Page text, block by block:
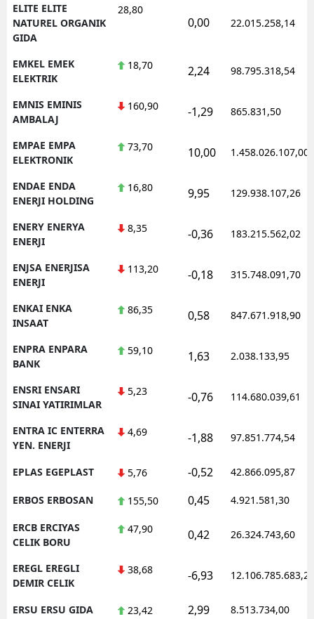
ELITE ELITE
NATUREL ORGANIK
GIDA
28,80
0,00 22.015.258,14
EMKEL EMEK
ELEKTRIK
18,70 2,24 98.795.318,54
EMNIS EMINIS
AMBALAJ
160,90 -1,29 865.831,50
EMPAE EMPA
ELEKTRONIK
73,70 10,00 1.458.026.107,00
ENDAE ENDA
ENERJI HOLDING
16,80 9,95 129.938.107,26
ENERY ENERYA
ENERJI
8,35 -0,36 183.215.562,02
ENJSA ENERJISA
ENERJI
113,20 -0,18 315.748.091,70
ENKAI ENKA
INSAAT
86,35 0,58 847.671.918,90
ENPRA ENPARA
BANK
59,10 1,63 2.038.133,95
ENSRI ENSARI
SINAI YATIRIMLAR
5,23 -0,76 114.680.039,61
ENTRA IC ENTERRA
YEN. ENERJI
4,69 -1,88 97.851.774,54
EPLAS EGEPLAST 5,76 -0,52 42.866.095,87
ERBOS ERBOSAN 155,50 0,45 4.921.581,30
ERCB ERCIYAS
CELIK BORU
47,90 0,42 26.324.743,60
EREGL EREGLI
DEMIR CELIK
38,68 -6,93 12.106.785.683,20
ERSU ERSU GIDA 23,42 2,99 8.513.734,00